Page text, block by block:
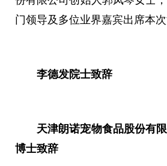
门领导及多位业界嘉宾出席本次
李德发院士致辞
天津朗诺宠物食品股份有
博士致辞